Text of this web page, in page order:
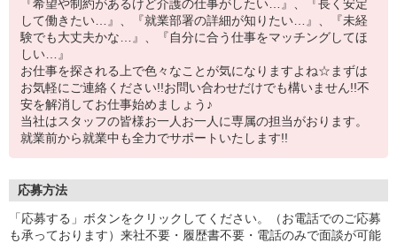
『希望や制約があるけど介護の仕事がしたい…』、『長く安定
して働きたい…』、『就業部署の詳細が知りたい…』、『未経
験でも大丈夫かな…』、『自分に合う仕事をマッチングしてほ
しい…』
お仕事を探される上で色々なことが気になりますよね☆まずは
お気軽にご連絡ください!!お問い合わせだけでも構いません!!不
安を解消してお仕事始めましょう♪
当社はスタッフの皆様お一人お一人に専属の担当がおります。
就業前から就業中も全力でサポートいたします!!
応募方法
「応募する」ボタンをクリックしてください。（お電話でのご応募
も承っております）来社不要・履歴書不要・電話のみで面談が可能